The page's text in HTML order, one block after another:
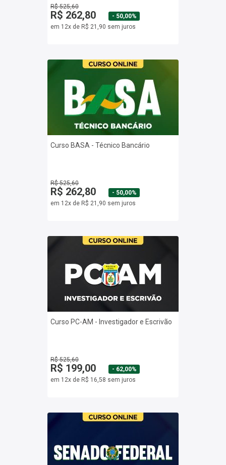
R$ 525,60
R$ 262,80
- 50,00%
em 12x de R$ 21,90 sem juros
Curso BASA - Técnico Bancário
R$ 525,60
R$ 262,80
- 50,00%
em 12x de R$ 21,90 sem juros
Curso PC-AM - Investigador e Escrivão
R$ 525,60
R$ 199,00
- 62,00%
em 12x de R$ 16,58 sem juros